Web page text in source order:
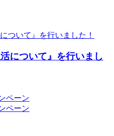
について』を行いまし